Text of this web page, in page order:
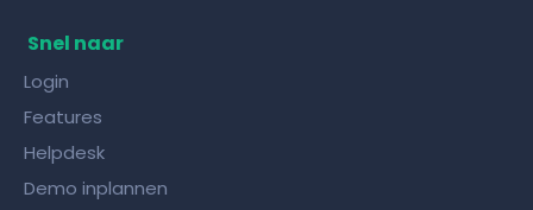
Snel naar
Login
Features
Helpdesk
Demo inplannen